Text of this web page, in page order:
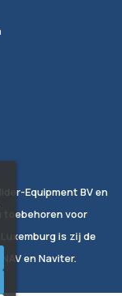
Equipment BV en
toebehoren voor
is zij de
en Naviter.